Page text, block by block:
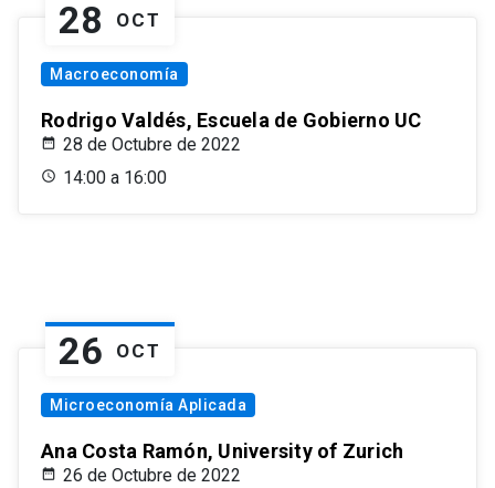
28 OCT
Macroeconomía
Rodrigo Valdés, Escuela de Gobierno UC
28 de Octubre de 2022
14:00 a 16:00
26 OCT
Microeconomía Aplicada
Ana Costa Ramón, University of Zurich
26 de Octubre de 2022